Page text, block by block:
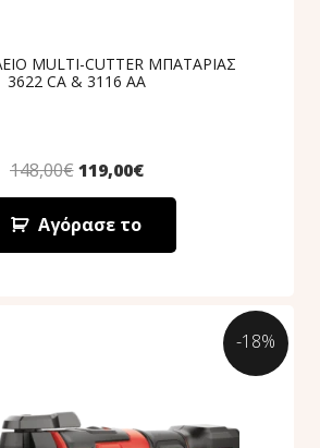
MULTI-CUTTER ΜΠΑΤΑΡΙΑΣ
3622 CA & 3116 AA
148,00€ 119,00€
Αγόρασε το
-18%